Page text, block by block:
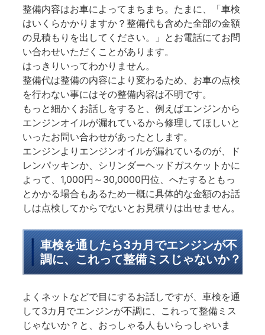
整備内容はお車によってまちまち。たまに、「車検
はいくらかかりますか？整備代も含めた全部の金額
の見積もりを出してください。」とお電話にてお問
い合わせいただくことがあります。
はっきりいってわかりません。
整備代は整備の内容により変わるため、お車の点検
を行わない事にはその整備内容は不明です。
もっと細かくお話しをすると、例えばエンジンから
エンジンオイルが漏れているから修理してほしいと
いったお問い合わせがあったとします。
エンジンよりエンジンオイルが漏れているのが、ド
レンパッキンか、シリンダーヘッドガスケットかに
よって、1,000円～30,0000円位、へたするともっ
とかかる場合もあるため一概に具体的な金額のお話
しは点検してからでないとお見積りは出せません。
車検を通したら3カ月でエンジンが不
調に、これって整備ミスじゃないか？
よくネットなどで目にするお話しですが、車検を通
して3カ月でエンジンが不調に、これって整備ミス
じゃないか？と、おっしゃる人もいらっしゃいま